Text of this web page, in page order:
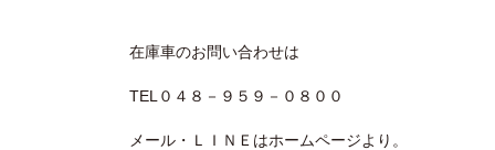
在庫車のお問い合わせは
TEL０４８－９５９－０８００
メール・ＬＩＮＥはホームページより。